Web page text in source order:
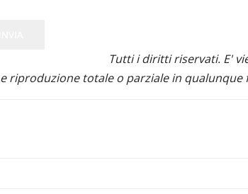
Tutti i diritti riservati. E'
e riproduzione totale o parziale in